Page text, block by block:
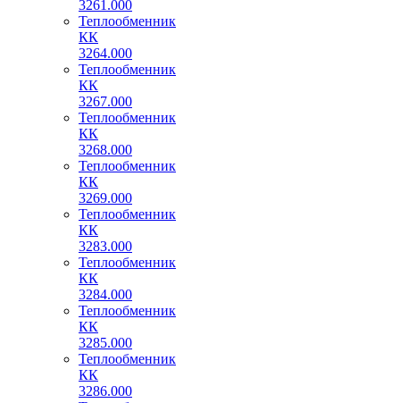
3261.000
Теплообменник
КК
3264.000
Теплообменник
КК
3267.000
Теплообменник
КК
3268.000
Теплообменник
КК
3269.000
Теплообменник
КК
3283.000
Теплообменник
КК
3284.000
Теплообменник
КК
3285.000
Теплообменник
КК
3286.000